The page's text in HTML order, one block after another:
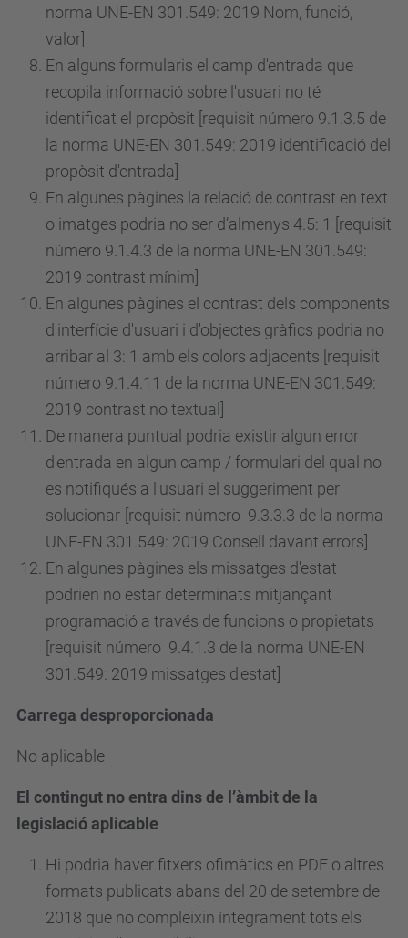
norma UNE-EN 301.549: 2019 Nom, funció,
valor]
En alguns formularis el camp d'entrada que
recopila informació sobre l'usuari no té
identificat el propòsit [requisit número 9.1.3.5 de
la norma UNE-EN 301.549: 2019 identificació del
propòsit d'entrada]
En algunes pàgines la relació de contrast en text
o imatges podria no ser d’almenys 4.5: 1 [requisit
número 9.1.4.3 de la norma UNE-EN 301.549:
2019 contrast mínim]
En algunes pàgines el contrast dels components
d'interfície d'usuari i d'objectes gràfics podria no
arribar al 3: 1 amb els colors adjacents [requisit
número 9.1.4.11 de la norma UNE-EN 301.549:
2019 contrast no textual]
De manera puntual podria existir algun error
d'entrada en algun camp / formulari del qual no
es notifiqués a l'usuari el suggeriment per
solucionar-[requisit número 9.3.3.3 de la norma
UNE-EN 301.549: 2019 Consell davant errors]
En algunes pàgines els missatges d'estat
podrien no estar determinats mitjançant
programació a través de funcions o propietats
[requisit número 9.4.1.3 de la norma UNE-EN
301.549: 2019 missatges d'estat]
Carrega desproporcionada
No aplicable
El contingut no entra dins de l’àmbit de la
legislació aplicable
Hi podria haver fitxers ofimàtics en PDF o altres
formats publicats abans del 20 de setembre de
2018 que no compleixin íntegrament tots els